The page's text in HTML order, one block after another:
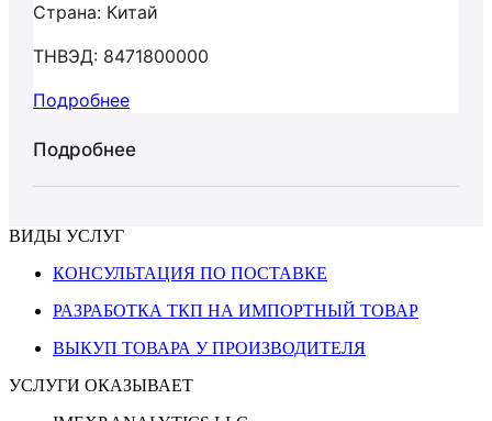
Страна: Китай
ТНВЭД: 8471800000
Подробнее
Подробнее
ВИДЫ УСЛУГ
КОНСУЛЬТАЦИЯ ПО ПОСТАВКЕ
РАЗРАБОТКА ТКП НА ИМПОРТНЫЙ ТОВАР
ВЫКУП ТОВАРА У ПРОИЗВОДИТЕЛЯ
УСЛУГИ ОКАЗЫВАЕТ